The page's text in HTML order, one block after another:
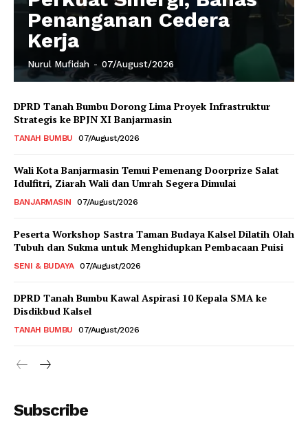
Penanganan Cedera
Kerja
Nurul Mufidah - 07/August/2026
DPRD Tanah Bumbu Dorong Lima Proyek Infrastruktur
Strategis ke BPJN XI Banjarmasin
TANAH BUMBU 07/August/2026
Wali Kota Banjarmasin Temui Pemenang Doorprize Salat
Idulfitri, Ziarah Wali dan Umrah Segera Dimulai
BANJARMASIN 07/August/2026
Peserta Workshop Sastra Taman Budaya Kalsel Dilatih Olah
Tubuh dan Sukma untuk Menghidupkan Pembacaan Puisi
SENI & BUDAYA 07/August/2026
DPRD Tanah Bumbu Kawal Aspirasi 10 Kepala SMA ke
Disdikbud Kalsel
TANAH BUMBU 07/August/2026
Subscribe